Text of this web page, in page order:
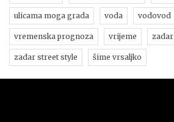
ulicama moga grada voda vodovod
vremenska prognoza vrijeme zadar
zadar street style šime vrsaljko